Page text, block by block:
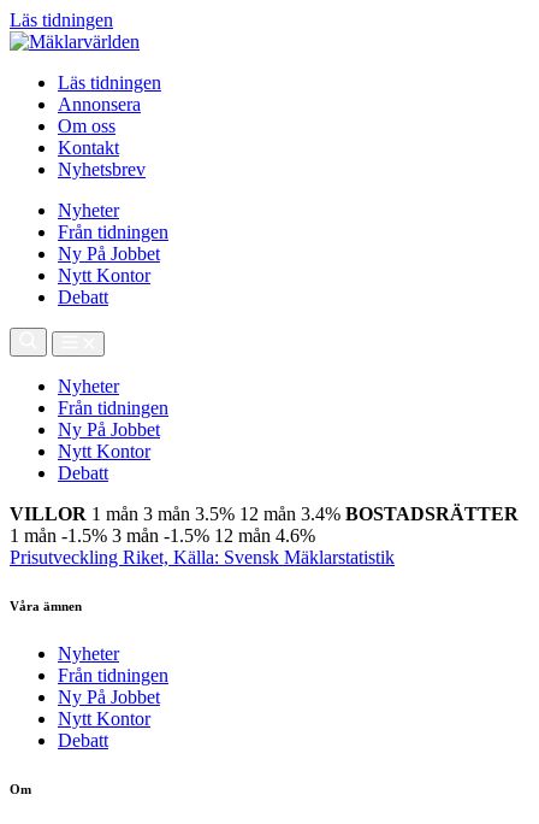
Läs tidningen
Läs tidningen
Annonsera
Om oss
Kontakt
Nyhetsbrev
Nyheter
Från tidningen
Ny På Jobbet
Nytt Kontor
Debatt
Nyheter
Från tidningen
Ny På Jobbet
Nytt Kontor
Debatt
VILLOR 1 mån 3 mån 3.5% 12 mån 3.4% BOSTADSRÄTTER
1 mån -1.5% 3 mån -1.5% 12 mån 4.6%
Prisutveckling Riket, Källa: Svensk Mäklarstatistik
Våra ämnen
Nyheter
Från tidningen
Ny På Jobbet
Nytt Kontor
Debatt
Om